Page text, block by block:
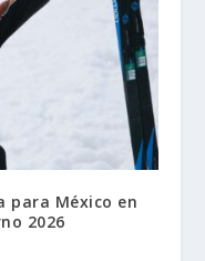
para México en
2026